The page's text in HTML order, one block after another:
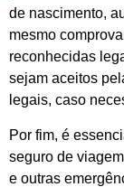
de nascimento,
mesmo
reconhecidas
sejam aceitos
legais, caso
Por fim, é
seguro de
e outras